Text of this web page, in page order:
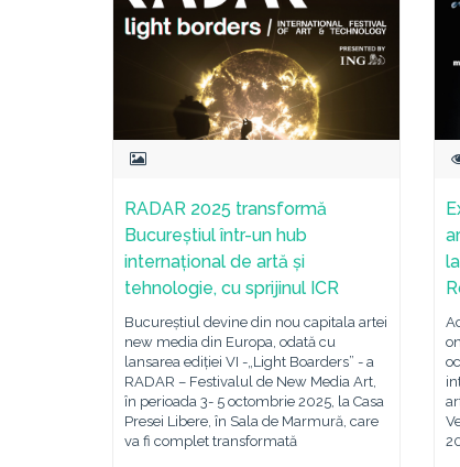
RADAR 2025 transformă
Bucureștiul într-un hub
internațional de artă și
tehnologie, cu sprijinul ICR
Bucureștiul devine din nou capitala artei
new media din Europa, odată cu
lansarea ediției VI -„Light Boarders” - a
RADAR – Festivalul de New Media Art,
în perioada 3- 5 octombrie 2025, la Casa
Presei Libere, în Sala de Marmură, care
va fi complet transformată